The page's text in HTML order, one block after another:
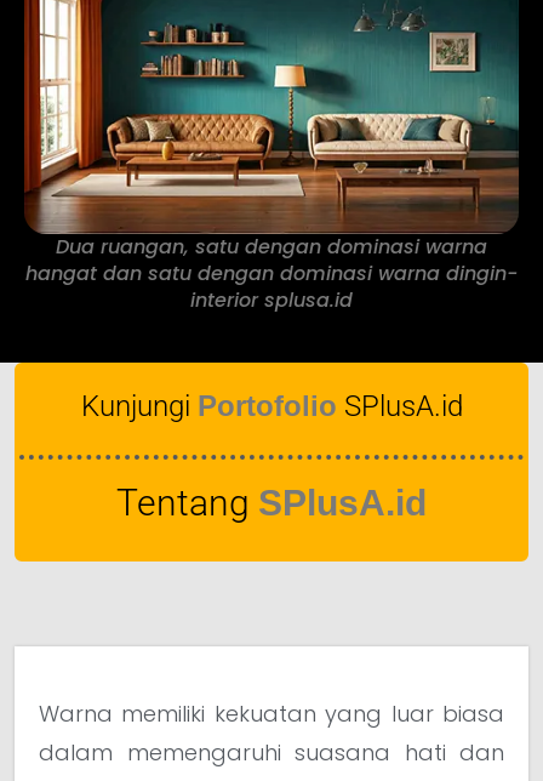
Dua ruangan, satu dengan dominasi warna
hangat dan satu dengan dominasi warna dingin-
interior splusa.id
Kunjungi Portofolio SPlusA.id
Tentang SPlusA.id
Warna memiliki kekuatan yang luar biasa
dalam memengaruhi suasana hati dan